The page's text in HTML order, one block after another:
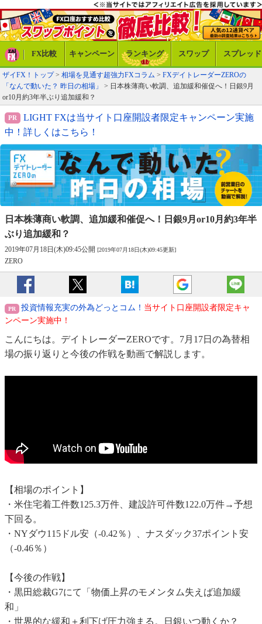
FX比較 キャンペーン ランキング スワップ スプレッド
ザイFX！トップ> 相場を見通す超強力FXコラム > FXデイトレーダーZEROの
「なんで動いた？ 昨日の相場」
> 日本株薄商い軟調、追加緩和催促へ！日銀9月
or10月約3年半ぶり追加緩和？
LIGHT FXは当サイト口座開設者限定キャンペーン実施
中！詳しくはこちら！
日本株薄商い軟調、追加緩和催促へ！ 日銀9月or10月約3年半
ぶり追加緩和？
2019年07月18日(木)09:45公開 [2019年07月18日(木)09:45更新]
ZERO
投資情報充実の外為どっとコム！ 当サイト口座開設者限定キャ
ンペーン実施中！
こんにちは。デイトレーダーZEROです。7月17日の為替相
場の振り返りと今後の作戦を動画で解説します。
【相場のポイント】
・米住宅着工件数125.3万件、建設許可件数122.0万件→予想
下回る。
・NYダウ115ドル安（-0.42％）、ナスダック37ポイント安
（-0.46％）
【今後の作戦】
・黒田総裁G7にて「物価上昇のモメンタム失えば追加緩
和」
・世界的な緩和＋利下げ圧力強まる。日銀いつ動くか？